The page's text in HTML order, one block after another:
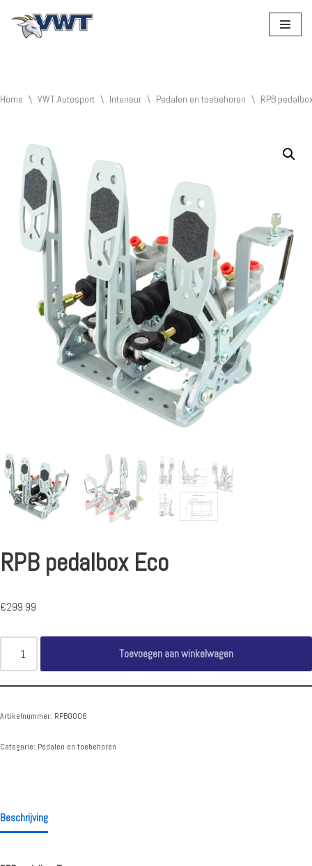
Home \ VWT Autosport \ Interieur \ Pedalen en toebehoren \ RPB
RPB pedalbox Eco
€299.99
Toevoegen aan winkelwagen
Artikelnummer: RPB0006
Categorie: Pedalen en toebehoren
Beschrijving